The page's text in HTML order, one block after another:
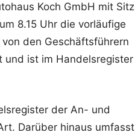
Koch GmbH mit Sitz
8.15 Uhr die vorläufige
den Geschäftsführern
und ist im Handelsregister
der An- und
Darüber hinaus umfasst